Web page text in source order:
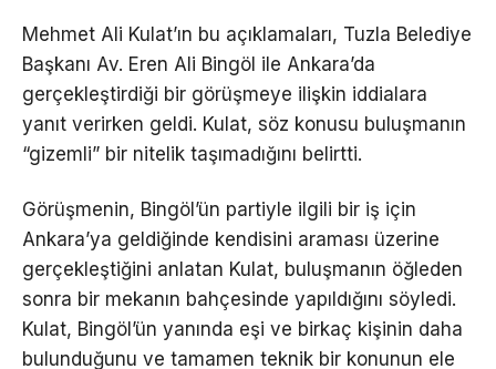
Mehmet Ali Kulat’ın bu açıklamaları, Tuzla Belediye
Başkanı Av. Eren Ali Bingöl ile Ankara’da
gerçekleştirdiği bir görüşmeye ilişkin iddialara
yanıt verirken geldi. Kulat, söz konusu buluşmanın
“gizemli” bir nitelik taşımadığını belirtti.
Görüşmenin, Bingöl’ün partiyle ilgili bir iş için
Ankara’ya geldiğinde kendisini araması üzerine
gerçekleştiğini anlatan Kulat, buluşmanın öğleden
sonra bir mekanın bahçesinde yapıldığını söyledi.
Kulat, Bingöl’ün yanında eşi ve birkaç kişinin daha
bulunduğunu ve tamamen teknik bir konunun ele